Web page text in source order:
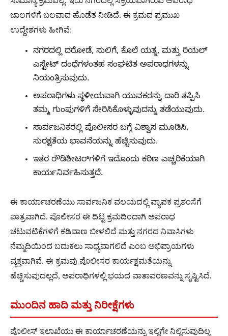
ಜಾಲಗಳಿಗೆ ಬಲವಾದ ಹೊಡೆತ ನೀಡಿದೆ. ಈ ಕ್ರಮದ ಪ್ರಮುಖ
ಉದ್ದೇಶಗಳು ಹೀಗಿವೆ:
ನಗರದಲ್ಲಿ ದರೋಡೆ, ಸುಲಿಗೆ, ಕೊಲೆ ಯತ್ನ, ಮತ್ತು ರಿಯಲ್
ಎಸ್ಟೇಟ್ ದಂಧೆಗಳಂತಹ ಸಂಘಟಿತ ಅಪರಾಧಗಳನ್ನು
ನಿಯಂತ್ರಿಸುವುದು.
ಅಪರಾಧಿಗಳು ಸ್ಥಳೀಯವಾಗಿ ಯುವಕರನ್ನು ದಾರಿ ತಪ್ಪಿಸಿ
ತಮ್ಮ ಗುಂಪುಗಳಿಗೆ ಸೇರಿಸಿಕೊಳ್ಳುವುದನ್ನು ತಡೆಯುವುದು.
ಸಾರ್ವಜನಿಕರಲ್ಲಿ ಪೊಲೀಸರ ಬಗ್ಗೆ ವಿಶ್ವಾಸ ಮೂಡಿಸಿ,
ಸುರಕ್ಷತೆಯ ಭಾವನೆಯನ್ನು ಹೆಚ್ಚಿಸುವುದು.
ಇತರ ರೌಡಿಶೀಟರ್‌ಗಳಿಗೆ ಇದೊಂದು ಕಠಿಣ ಎಚ್ಚರಿಕೆಯಾಗಿ
ಕಾರ್ಯನಿರ್ವಹಿಸುತ್ತದೆ.
ಈ ಕಾರ್ಯಾಚರಣೆಯು ಸಾರ್ವಜನಿಕ ವಲಯದಲ್ಲಿ ವ್ಯಾಪಕ ಪ್ರಶಂಸೆಗೆ
ಪಾತ್ರವಾಗಿದೆ. ಪೊಲೀಸರ ಈ ದಿಟ್ಟ ಕ್ರಮದಿಂದಾಗಿ ಅಪರಾಧ
ಚಟುವಟಿಕೆಗಳಿಗೆ ಕಡಿವಾಣ ಬೀಳಲಿದೆ ಮತ್ತು ನಗರದ ನಿವಾಸಿಗಳು
ನೆಮ್ಮದಿಯಿಂದ ಬದುಕಲು ಸಾಧ್ಯವಾಗಲಿದೆ ಎಂಬ ಅಭಿಪ್ರಾಯಗಳು
ವ್ಯಕ್ತವಾಗಿವೆ. ಈ ಕ್ರಮವು ಪೊಲೀಸರ ಕಾರ್ಯಕ್ಷಮತೆಯನ್ನು
ಹೆಚ್ಚಿಸುವುದಲ್ಲದೆ, ಅಪರಾಧಿಗಳಲ್ಲಿ ಭಯದ ವಾತಾವರಣವನ್ನು ಸೃಷ್ಟಿಸಿದೆ.
ಮುಂದಿನ ಹಾದಿ ಮತ್ತು ನಿರೀಕ್ಷೆಗಳು
ಪೊಲೀಸ್ ಇಲಾಖೆಯು ಈ ಕಾರ್ಯಾಚರಣೆಯನ್ನು ಇಲ್ಲಿಗೇ ನಿಲ್ಲಿಸುವುದಿಲ್ಲ